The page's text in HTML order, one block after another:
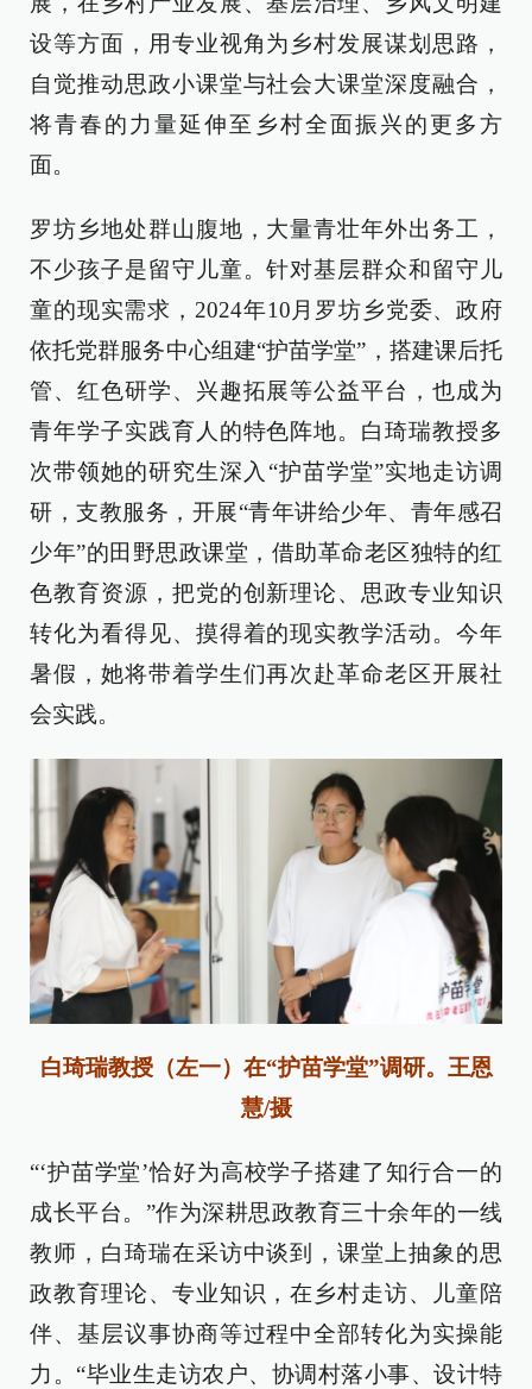
设等方面，用专业视角为乡村发展谋划思路，
自觉推动思政小课堂与社会大课堂深度融合，
将青春的力量延伸至乡村全面振兴的更多方
面。
罗坊乡地处群山腹地，大量青壮年外出务工，
不少孩子是留守儿童。针对基层群众和留守儿
童的现实需求，2024年10月罗坊乡党委、政府
依托党群服务中心组建“护苗学堂”，搭建课后托
管、红色研学、兴趣拓展等公益平台，也成为
青年学子实践育人的特色阵地。白琦瑞教授多
次带领她的研究生深入“护苗学堂”实地走访调
研，支教服务，开展“青年讲给少年、青年感召
少年”的田野思政课堂，借助革命老区独特的红
色教育资源，把党的创新理论、思政专业知识
转化为看得见、摸得着的现实教学活动。今年
暑假，她将带着学生们再次赴革命老区开展社
会实践。
白琦瑞教授（左一）在“护苗学堂”调研。王恩
慧/摄
“‘护苗学堂’恰好为高校学子搭建了知行合一的
成长平台。”作为深耕思政教育三十余年的一线
教师，白琦瑞在采访中谈到，课堂上抽象的思
政教育理论、专业知识，在乡村走访、儿童陪
伴、基层议事协商等过程中全部转化为实操能
力。“毕业生走访农户、协调村落小事、设计特